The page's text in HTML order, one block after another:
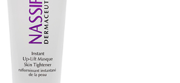
WINKELWAGEN